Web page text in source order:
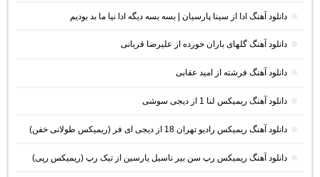
دانلود آهنگ ادا از سینا پارسیان | بسه بسه دیگه ادا نیا ما بد بودیم
دانلود آهنگ گلهای باران خورده از علیرضا قربانی
دانلود آهنگ فرشته از امید عقابی
دانلود آهنگ ریمیکس لنا 1 از دیجی سوشی
دانلود آهنگ ریمیکس رادیو تهران 18 از دیجی ای فر (ریمیکس طولانی خفن)
دانلود آهنگ ریمیکس رپ سن بیر ناسیل یارسین از تیک رپ (ریمیکس رپی)